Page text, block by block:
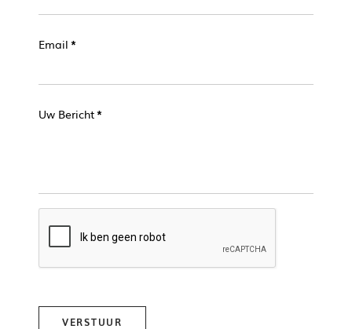
Email *
Uw Bericht*
VERSTUUR